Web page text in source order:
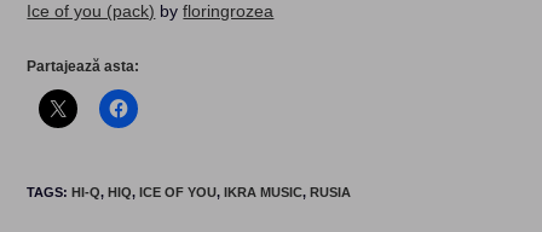
Ice of you (pack) byfloringrozea
Partajează asta:
TAGS:HI-Q, HIQ, ICE OF YOU, IKRA MUSIC, RUSIA